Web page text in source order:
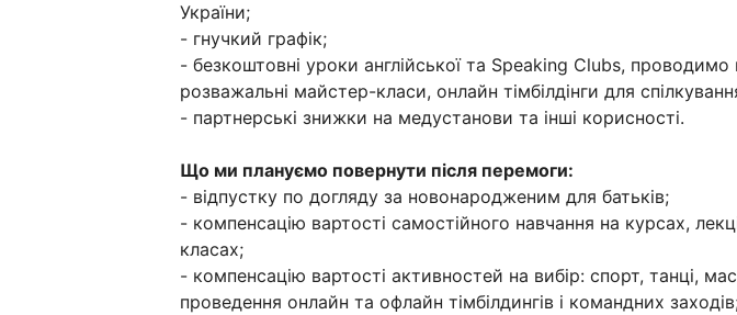
України;
- гнучкий графік;
- безкоштовні уроки англійської та Speaking Clubs, проводимо
розважальні майстер-класи, онлайн тімбілдінги для
- партнерські знижки на медустанови та інші корисності.
Що ми плануємо повернути після перемоги:
- відпустку по догляду за новонародженим для батьків;
- компенсацію вартості самостійного навчання на курсах,
класах;
- компенсацію вартості активностей на вибір: спорт, танці,
проведення онлайн та офлайн тімбілдингів і командних